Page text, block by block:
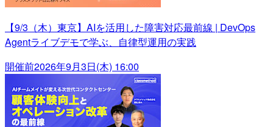
【9/3（木）東京】AIを活用した障害対応最前線 | DevOps
Agentライブデモで学ぶ、自律型運用の実践
開催前2026年9月3日(木) 16:00